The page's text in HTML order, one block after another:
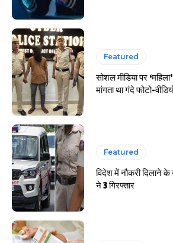
Featured
सोशल मीडिया पर
मांगता था गंदे फोटो-
Featured
विदेश में नौकरी दिलाने के
ने 3 गिरफ्तार